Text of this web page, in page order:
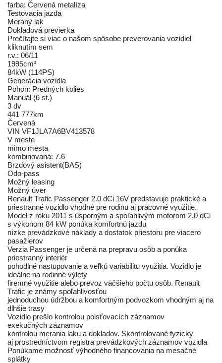
farba: Červená metalíza
Testovacia jazda
Meraný lak
Dokladová previerka
Prečítajte si viac o našom spôsobe preverovania vozidiel
kliknutím sem
r.v.: 06/11
1995cm³
84kW (114PS)
Generácia vozidla
Pohon: Predných kolies
Manuál (6 st.)
3 dv
441 777km
Červená
VIN VF1JLA7A6BV413578
V meste
mimo mesta
kombinovaná: 7.6
Brzdový asistent(BAS)
Odo-pass
Možný leasing
Možný úver
Renault Trafic Passenger 2.0 dCi 16V predstavuje praktické a
priestranné vozidlo vhodné pre rodinu aj pracovné využitie.
Model z roku 2011 s úsporným a spoľahlivým motorom 2.0 dCi
s výkonom 84 kW ponúka komfortnú jazdu
nízke prevádzkové náklady a dostatok priestoru pre viacero
pasažierov
Verzia Passenger je určená na prepravu osôb a ponúka
priestranný interiér
pohodlné nastupovanie a veľkú variabilitu využitia. Vozidlo je
ideálne na rodinné výlety
firemné využitie alebo prevoz väčšieho počtu osôb. Renault
Trafic je známy spoľahlivosťou
jednoduchou údržbou a komfortným podvozkom vhodným aj na
dlhšie trasy
Vozidlo prešlo kontrolou poisťovacích záznamov
exekučných záznamov
kontrolou merania laku a dokladov. Skontrolované fyzicky
aj prostredníctvom registra prevádzkových záznamov vozidla
Ponúkame možnosť výhodného financovania na mesačné
splátky